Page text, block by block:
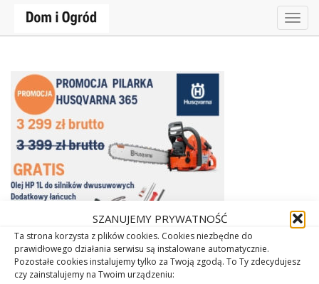
SZANUJEMY PRYWATNOŚĆ
Ta strona korzysta z plików cookies. Cookies niezbędne do
prawidłowego działania serwisu są instalowane automatycznie.
Pozostałe cookies instalujemy tylko za Twoją zgodą. To Ty zdecydujesz
czy zainstalujemy na Twoim urządzeniu: